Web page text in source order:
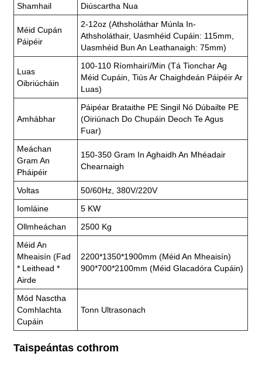
Shamhail
Diúscartha Nua
Méid Cupán
Páipéir
2-12oz (athsholáthar Múnla In-
Athsholáthair, Uasmhéid Cupáin: 115mm,
Uasmhéid Bun An Leathanaigh: 75mm)
Luas
Oibriúcháin
100-110 Ríomhairí/min (tá Tionchar Ag
Méid Cupáin, Tiús Ar Chaighdeán Páipéir Ar
Luas)
Amhábhar
Páipéar Brataithe PE Singil Nó Dúbailte PE
(oiriúnach Do Chupáin Deoch Te Agus
Fuar)
Meáchan
Gram An
Pháipéir
150-350 Gram In Aghaidh An Mhéadair
Chearnaigh
Voltas
50/60Hz, 380V/220V
Iomláine
5 KW
Ollmheáchan
2500 Kg
Méid An
Mheaisín (fad
* Leithead *
Airde
2200*1350*1900mm (méid An Mheaisín)
900*700*2100mm (méid Glacadóra Cupáin)
Mód Nasctha
Comhlachta
Cupáin
Tonn Ultrasonach
Taispeántas cothrom